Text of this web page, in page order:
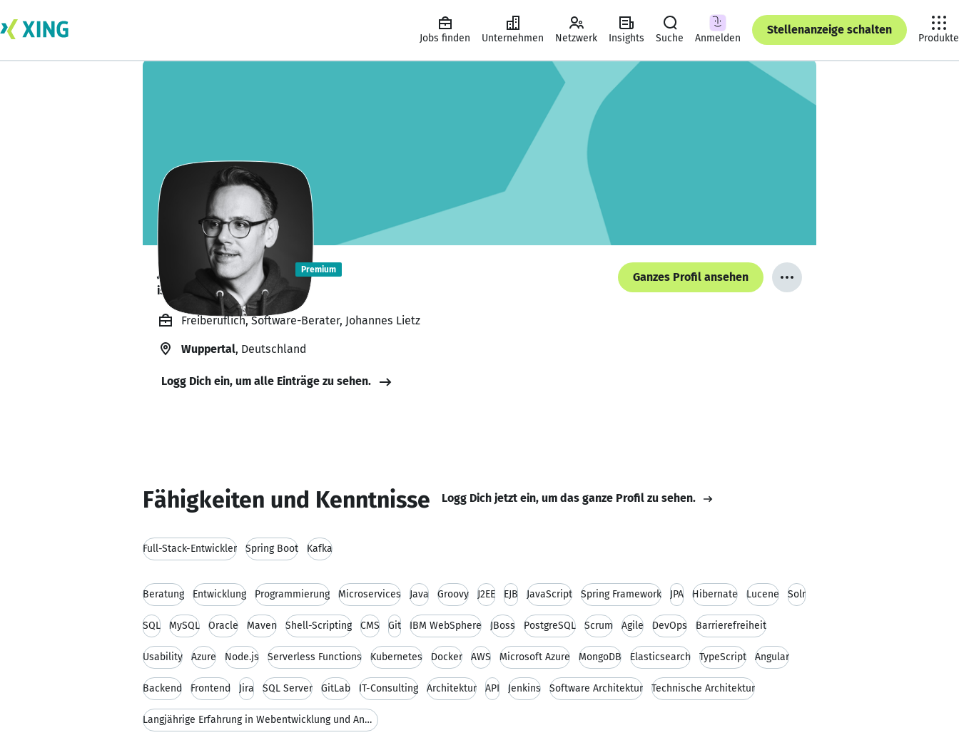
Jobs finden Unternehmen Netzwerk Insights Suche Anmelden
Stellenanzeige schalten
Produkte
Johannes Lietz Premium
ist verfügbar. ✅
Ganzes Profil ansehen
Freiberuflich, Software-Berater, Johannes Lietz
Wuppertal, Deutschland
Logg Dich ein, um alle Einträge zu sehen.
Fähigkeiten und Kenntnisse Logg Dich jetzt ein, um das ganze Profil zu sehen.
Full-Stack-Entwickler Spring Boot Kafka
Beratung Entwicklung Programmierung Microservices Java Groovy J2EE EJB JavaScript Spring Framework JPA Hibernate Lucene Solr
SQL MySQL Oracle Maven Shell-Scripting CMS Git IBM WebSphere JBoss PostgreSQL Scrum Agile DevOps Barrierefreiheit
Usability Azure Node.js Serverless Functions Kubernetes Docker AWS Microsoft Azure MongoDB Elasticsearch TypeScript Angular
Backend Frontend Jira SQL Server GitLab IT-Consulting Architektur API Jenkins Software Architektur Technische Architektur
Langjährige Erfahrung in Webentwicklung und Anwend